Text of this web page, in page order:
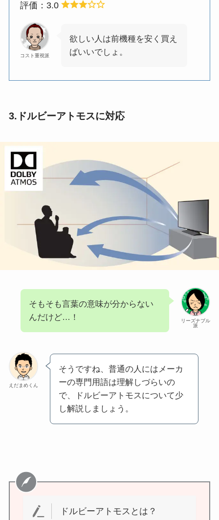
評価：3.0
コスト重視派
欲しい人は前機種を安く買え
ばいいでしょ。
3.ドルビーアトモスに対応
リーズナブル
派
そもそも言葉の意味が分からない
んだけど…！
えだまめくん
そうですね、普通の人にはメーカ
ーの専門用語は理解しづらいの
で、ドルビーアトモスについて少
し解説しましょう。
ドルビーアトモスとは？